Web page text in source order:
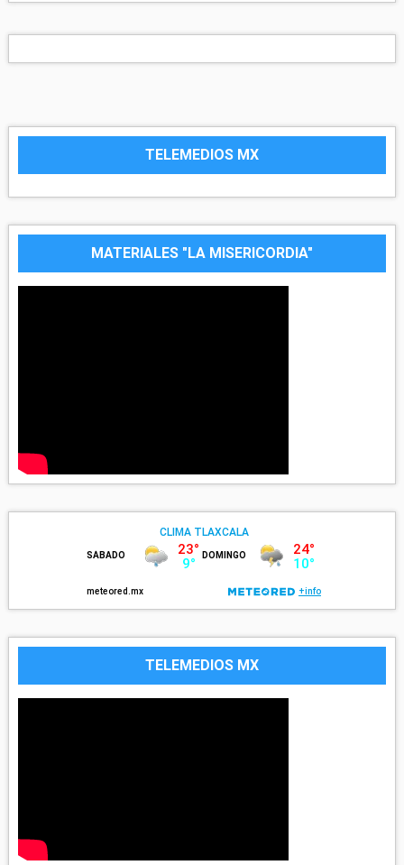
TELEMEDIOS MX
MATERIALES "LA MISERICORDIA"
TELEMEDIOS MX